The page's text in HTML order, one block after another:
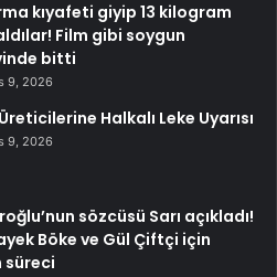
kıyafeti giyip 13 kilogram
Film gibi soygun
bitti
9, 2026
Halkalı Leke Uyarısı
9, 2026
sözcüsü Sarı açıkladı!
Böke ve Gül Çiftçi için
süreci